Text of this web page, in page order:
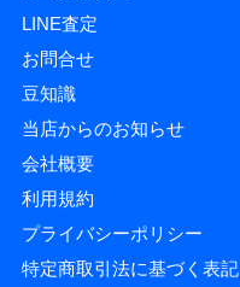
LINE査定
お問合せ
豆知識
当店からのお知らせ
会社概要
利用規約
プライバシーポリシー
特定商取引法に基づく表記